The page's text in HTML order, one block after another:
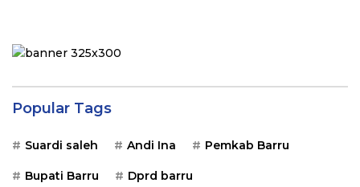
Popular Tags
Suardi saleh Andi Ina Pemkab Barru
Bupati Barru Dprd barru